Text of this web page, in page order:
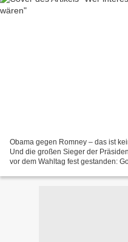
Obama gegen Romney – das ist
Und die großen Sieger der
vor dem Wahltag fest gestanden: